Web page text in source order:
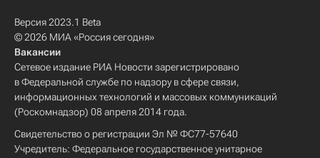
Версия 2023.1 Beta
© 2026 МИА «Россия сегодня»
Вакансии
Сетевое издание РИА Новости зарегистрировано
в Федеральной службе по надзору в сфере связи,
информационных технологий и массовых коммуникаций
(Роскомнадзор) 08 апреля 2014 года.
Свидетельство о регистрации Эл № ФС77-57640
Учредитель: Федеральное государственное унитарное